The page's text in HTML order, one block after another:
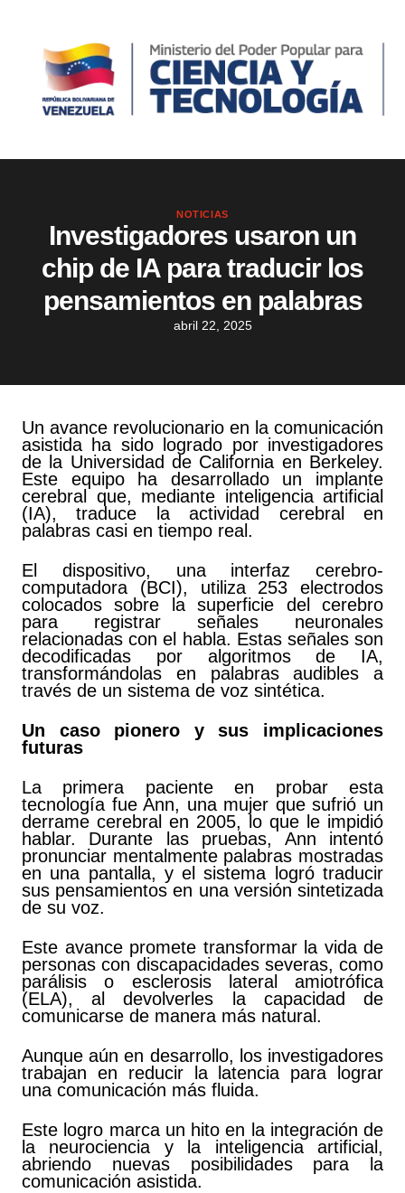
NOTICIAS
Investigadores usaron un
chip de IA para traducir los
pensamientos en palabras
abril 22, 2025
Un avance revolucionario en la comunicación
asistida ha sido logrado por investigadores
de la Universidad de California en Berkeley.
Este equipo ha desarrollado un implante
cerebral que, mediante inteligencia artificial
(IA), traduce la actividad cerebral en
palabras casi en tiempo real.
El dispositivo, una interfaz cerebro-
computadora (BCI), utiliza 253 electrodos
colocados sobre la superficie del cerebro
para registrar señales neuronales
relacionadas con el habla. Estas señales son
decodificadas por algoritmos de IA,
transformándolas en palabras audibles a
través de un sistema de voz sintética.
Un caso pionero y sus implicaciones
futuras
La primera paciente en probar esta
tecnología fue Ann, una mujer que sufrió un
derrame cerebral en 2005, lo que le impidió
hablar. Durante las pruebas, Ann intentó
pronunciar mentalmente palabras mostradas
en una pantalla, y el sistema logró traducir
sus pensamientos en una versión sintetizada
de su voz.
Este avance promete transformar la vida de
personas con discapacidades severas, como
parálisis o esclerosis lateral amiotrófica
(ELA), al devolverles la capacidad de
comunicarse de manera más natural.
Aunque aún en desarrollo, los investigadores
trabajan en reducir la latencia para lograr
una comunicación más fluida.
Este logro marca un hito en la integración de
la neurociencia y la inteligencia artificial,
abriendo nuevas posibilidades para la
comunicación asistida.